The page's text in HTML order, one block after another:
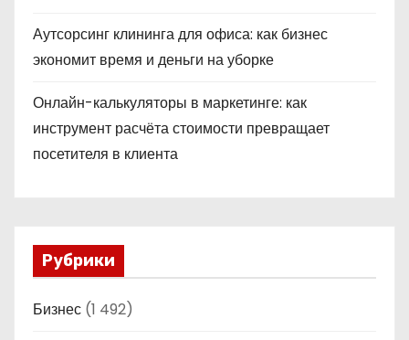
Аутсорсинг клининга для офиса: как бизнес
экономит время и деньги на уборке
Онлайн-калькуляторы в маркетинге: как
инструмент расчёта стоимости превращает
посетителя в клиента
Рубрики
Бизнес (1 492)